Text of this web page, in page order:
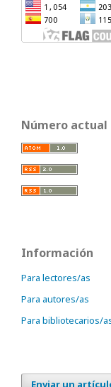
Número actual
Información
Para lectores/as
Para autores/as
Para bibliotecarios/
Enviar un